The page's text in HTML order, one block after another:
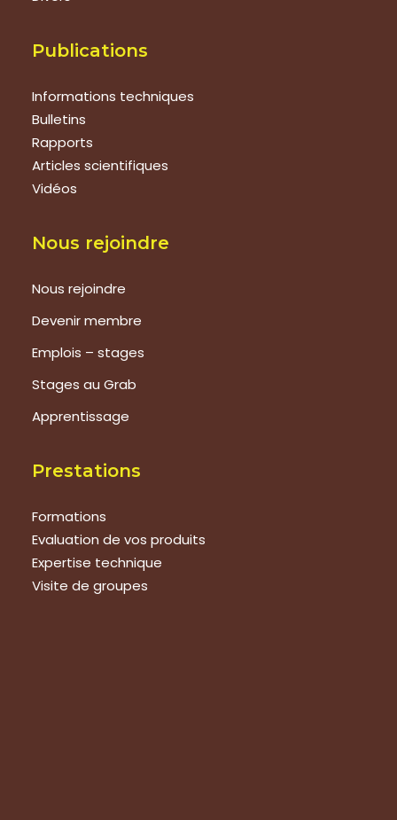
Publications
Informations techniques
Bulletins
Rapports
Articles scientifiques
Vidéos
Nous rejoindre
Nous rejoindre
Devenir membre
Emplois – stages
Stages au Grab
Apprentissage
Prestations
Formations
Evaluation de vos produits
Expertise technique
Visite de groupes